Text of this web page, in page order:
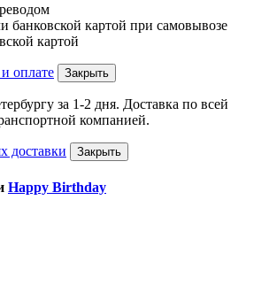
банковской картой при самовывозе
картой
оплате Закрыть
за 1-2 дня. Доставка по всей
компанией.
доставки Закрыть
Happy Birthday